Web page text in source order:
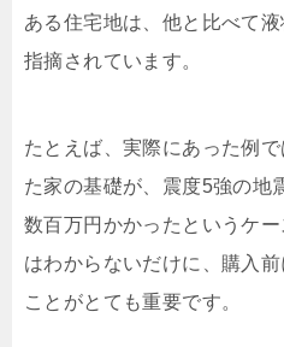
ある住宅地は、他と比べて
指摘されています。
たとえば、実際にあった例
た家の基礎が、震度5強の地
数百万円かかったというケ
はわからないだけに、購入
ことがとても重要です。